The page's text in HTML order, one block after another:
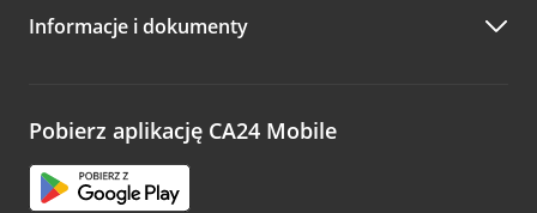
Zachęcamy do podzielenia się z nami opinią o wizycie.
opinie.
Informacje i dokumenty
Pobierz aplikację CA24 Mobile